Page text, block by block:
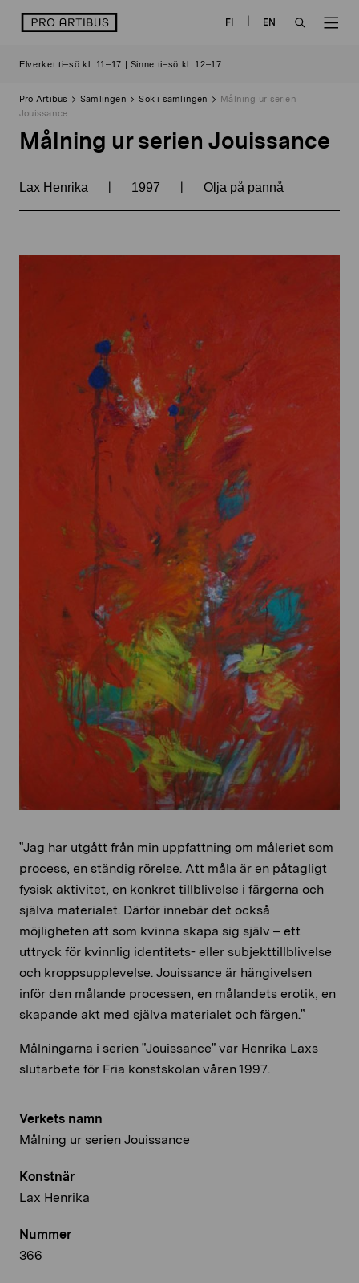
logo FI
EN
Elverket ti–sö kl. 11–17 | Sinne ti–sö kl. 12–17
Pro Artibus Samlingen Sök i samlingen
Målning ur serien
Jouissance
Målning ur serien Jouissance
Lax Henrika | 1997 | Olja på pannå
Verkets namn
Målning ur serien Jouissance
Konstnär
Lax Henrika
Nummer
366
”Jag har utgått från min uppfattning om måleriet som
process, en ständig rörelse. Att måla är en påtagligt
fysisk aktivitet, en konkret tillblivelse i färgerna och
själva materialet. Därför innebär det också
möjligheten att som kvinna skapa sig själv – ett
uttryck för kvinnlig identitets- eller subjekttillblivelse
och kroppsupplevelse. Jouissance är hängivelsen
inför den målande processen, en målandets erotik, en
skapande akt med själva materialet och färgen.”
Målningarna i serien ”Jouissance” var Henrika Laxs
slutarbete för Fria konstskolan våren 1997.